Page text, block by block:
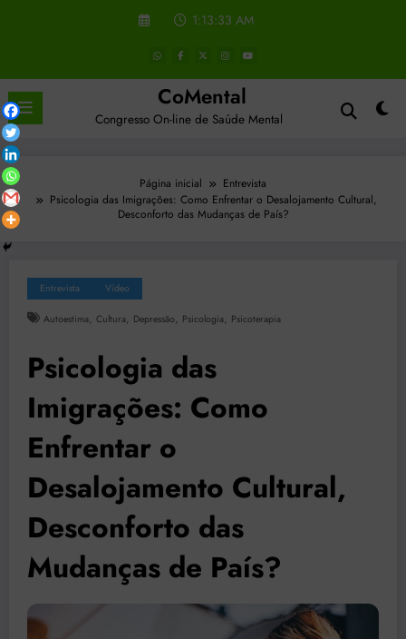
1:13:34 AM
CoMental
Congresso On-line de Saúde Mental
Página inicial
Entrevista
Psicologia das Imigrações: Como Enfrentar o Desalojamento Cultural,
Desconforto das Mudanças de País?
Entrevista Vídeo
Autoestima, Cultura, Depressão, Psicologia, Psicoterapia
Psicologia das
Imigrações: Como
Enfrentar o
Desalojamento Cultural,
Desconforto das
Mudanças de País?